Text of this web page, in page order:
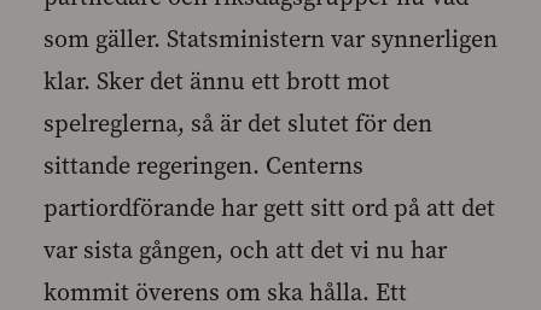
som gäller. Statsministern var synnerligen
klar. Sker det ännu ett brott mot
spelreglerna, så är det slutet för den
sittande regeringen. Centerns
partiordförande har gett sitt ord på att det
var sista gången, och att det vi nu har
kommit överens om ska hålla. Ett